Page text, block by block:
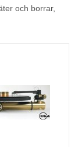
och borrar,